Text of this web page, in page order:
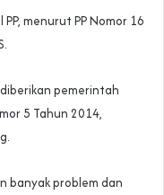
menurut PP Nomor 16
pemerintah
5 Tahun 2014,
banyak problem dan